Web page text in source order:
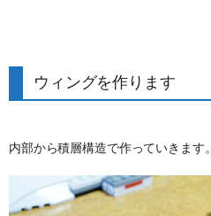
ウィングを作ります
内部から積層構造で作っていきます。